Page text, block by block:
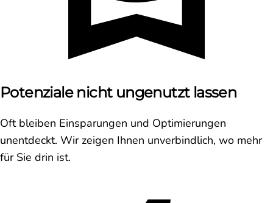
Potenziale nicht ungenutzt lassen
Oft bleiben Einsparungen und Optimierungen
unentdeckt. Wir zeigen Ihnen unverbindlich, wo mehr
für Sie drin ist.